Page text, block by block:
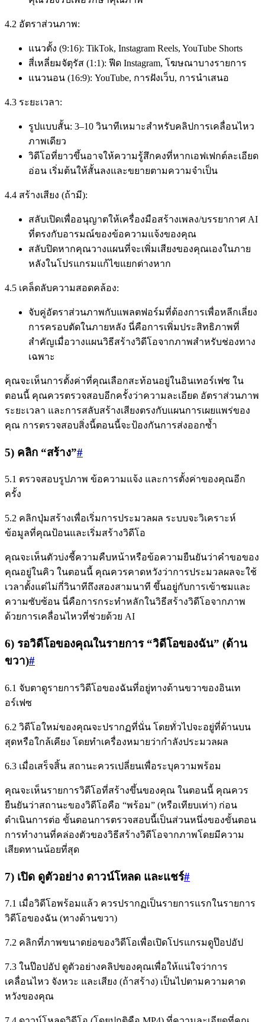
4.2 อัตราส่วนภาพ:
แนวตั้ง (9:16): TikTok, Instagram Reels, YouTube Shorts
สี่เหลี่ยมจัตุรัส (1:1): ฟีด Instagram, โฆษณาบางรายการ
แนวนอน (16:9): YouTube, การฝังเว็บ, การนำเสนอ
4.3 ระยะเวลา:
รูปแบบสั้น: 3–10 วินาทีเหมาะสำหรับคลิปการเคลื่อนไหว
ภาพเดียว
วิดีโอที่ยาวขึ้นอาจให้ความรู้สึกคงที่หากเอฟเฟกต์ละเอียด
อ่อน เริ่มต้นให้สั้นลงและขยายตามความจำเป็น
4.4 สร้างเสียง (ถ้ามี):
สลับเปิดเพื่ออนุญาตให้เครื่องมือสร้างเพลง/บรรยากาศ AI
ที่ตรงกับอารมณ์ของข้อความแจ้งของคุณ
สลับปิดหากคุณวางแผนที่จะเพิ่มเสียงของคุณเองในภาย
หลังในโปรแกรมแก้ไขแยกต่างหาก
4.5 เคล็ดลับความสอดคล้อง:
จับคู่อัตราส่วนภาพกับแพลตฟอร์มที่ต้องการเพื่อหลีกเลี่ยง
การครอบตัดในภายหลัง นี่คือการเพิ่มประสิทธิภาพที่
สำคัญเมื่อวางแผนวิธีสร้างวิดีโอจากภาพสำหรับช่องทาง
เฉพาะ
คุณจะเห็นการตั้งค่าที่คุณเลือกสะท้อนอยู่ในอินเทอร์เฟซ ใน
ตอนนี้ คุณควรตรวจสอบอีกครั้งว่าความละเอียด อัตราส่วนภาพ
ระยะเวลา และการสลับสร้างเสียงตรงกับแผนการเผยแพร่ของ
คุณ การตรวจสอบสิ่งนี้ตอนนี้จะป้องกันการส่งออกซ้ำ
5) คลิก “สร้าง”#
5.1 ตรวจสอบรูปภาพ ข้อความแจ้ง และการตั้งค่าของคุณอีก
ครั้ง
5.2 คลิกปุ่มสร้างเพื่อเริ่มการประมวลผล ระบบจะวิเคราะห์
ข้อมูลที่คุณป้อนและเริ่มสร้างวิดีโอ
คุณจะเห็นตัวบ่งชี้ความคืบหน้าหรือข้อความยืนยันว่าคำขอของ
คุณอยู่ในคิว ในตอนนี้ คุณควรคาดหวังว่าการประมวลผลจะใช้
เวลาตั้งแต่ไม่กี่วินาทีถึงสองสามนาที ขึ้นอยู่กับการเข้าชมและ
ความซับซ้อน นี่คือการกระทำหลักในวิธีสร้างวิดีโอจากภาพ
ด้วยการเคลื่อนไหวที่ช่วยด้วย AI
6) รอวิดีโอของคุณในรายการ “วิดีโอของฉัน” (ด้าน
ขวา)#
6.1 จับตาดูรายการวิดีโอของฉันที่อยู่ทางด้านขวาของอินเท
อร์เฟซ
6.2 วิดีโอใหม่ของคุณจะปรากฏที่นั่น โดยทั่วไปจะอยู่ที่ด้านบน
สุดหรือใกล้เคียง โดยทำเครื่องหมายว่ากำลังประมวลผล
6.3 เมื่อเสร็จสิ้น สถานะควรเปลี่ยนเพื่อระบุความพร้อม
คุณจะเห็นรายการวิดีโอที่สร้างขึ้นของคุณ ในตอนนี้ คุณควร
ยืนยันว่าสถานะของวิดีโอคือ “พร้อม” (หรือเทียบเท่า) ก่อน
ดำเนินการต่อ ขั้นตอนการตรวจสอบนี้เป็นส่วนหนึ่งของขั้นตอน
การทำงานที่คล่องตัวของวิธีสร้างวิดีโอจากภาพโดยมีความ
เสียดทานน้อยที่สุด
7) เปิด ดูตัวอย่าง ดาวน์โหลด และแชร์#
7.1 เมื่อวิดีโอพร้อมแล้ว ควรปรากฏเป็นรายการแรกในรายการ
วิดีโอของฉัน (ทางด้านขวา)
7.2 คลิกที่ภาพขนาดย่อของวิดีโอเพื่อเปิดโปรแกรมดูป๊อปอัป
7.3 ในป๊อปอัป ดูตัวอย่างคลิปของคุณเพื่อให้แน่ใจว่าการ
เคลื่อนไหว จังหวะ และเสียง (ถ้าสร้าง) เป็นไปตามความคาด
หวังของคุณ